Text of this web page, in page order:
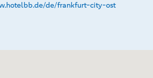
de/frankfurt-city-ost